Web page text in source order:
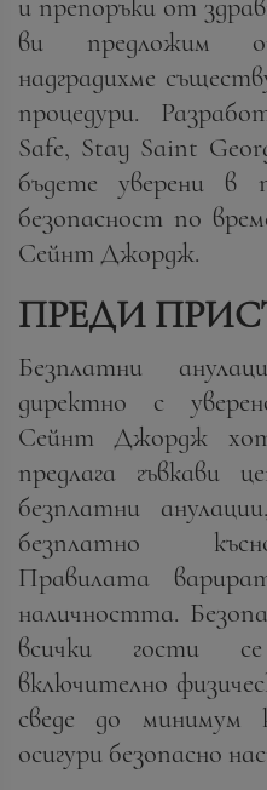
и препоръки от
ви предложим
надградихме
процедури.
Safe, Stay Saint
бъдете уверени в
безопасност по
Сейнт Джордж.
ПРЕДИ
Безплатни
директно с
Сейнт Джордж
предлага гъвкави
безплатни
безплатно
Правилата
наличността.
всички гости
включително
сведе до
осигури безопасно